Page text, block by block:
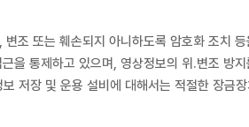
, 변조 또는 훼손되지 아니하도록 암호화
근을 통제하고 있으며, 영상정보의 위.변
저장 및 운용 설비에 대해서는 적절한 장금